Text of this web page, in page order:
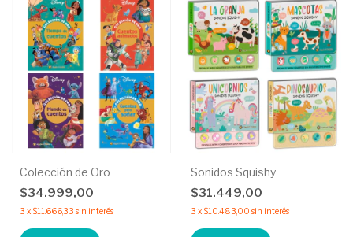
Colección de Oro
$34.999,00
3 x$11.666,33 sin interés
Sonidos Squishy
$31.449,00
3 x$10.483,00 sin interés